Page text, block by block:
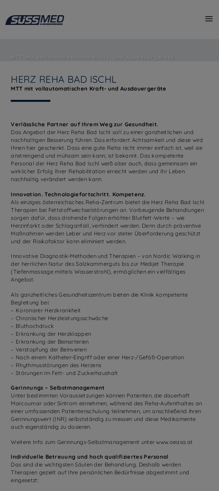
MTT mit vollautomatischen Kraft- und Ausdauergeräte
HERZ REHA BAD ISCHL
MTT mit vollautomatischen Kraft- und Ausdauergeräte
Verlässliche Partner auf Ihrem Weg zur Gesundheit.
Das Angebot der Herz Reha Bad Ischl soll zu einer ganzheitlichen und
nachhaltigen Besserung führen. Das erfordert Achtsamkeit und diese wird
Ihnen hier geschenkt. Dass eine gute Reha nicht immer einfach ist, weil sie
anstrengend und mühsam sein kann, ist bekannt. Das kompetente
Personal der Herz Reha Bad Ischl weiß aber auch, dass gemeinsam ein
wirklicher Erfolg Ihrer Rehabilitation erreicht werden und Ihr Leben
nachhaltig verändert werden kann.
Innovation. Technologiefortschritt. Kompetenz.
Als einziges österreichisches Reha-Zentrum bietet die Herz Reha Bad Ischl
Therapien bei Fettstoffwechselstörungen an. Vorbeugende Behandlungen
sorgen dafür, dass drohende Folgen erhöhter Blutfett-Werte – wie
Herzinfarkt oder Schlaganfall, verhindert werden. Denn durch präventive
Maßnahmen werden Leber und Herz vor steter Überforderung geschützt
und der Risikofaktor kann eliminiert werden.
Innovative Diagnostik-Methoden und Therapien – von Nordic Walking in
der herrlichen Natur des Salzkammerguts bis zur Medijet Therapie
(Tiefenmassage mittels Wasserstrahl), ermöglichen ein vielfältiges
Angebot.
Als ganzheitliches Gesundheitszentrum bieten die Klinik kompetente
Begleitung bei:
– Koronarer Herzkrankheit
– Chronischer Herzleistungsschwäche
– Bluthochdruck
– Erkrankung der Herzklappen
– Erkrankung der Beinarterien
– Verstopfung der Beinvenen
– Nach einem Katheter-Eingriff oder einer Herz-/Gefäß-Operation
– Rhythmusstörungen des Herzens
– Störungen im Fett- und Zuckerhaushalt
Gerinnungs – Selbstmanagement
Unter bestimmten Voraussetzungen können Patienten, die dauerhaft
Marcoumar oder Sintrom einnehmen, während des Reha-Aufenthaltes an
einer umfassenden Patientenschulung teilnehmen, um anschließend ihren
Gerinnungswert (INR) selbstständig zu messen und diese Medikamente
auch eigenständig zu dosieren.
Weitere Info zum Gerinnungs-Selbstmanagement unter www.oeasa.at
Individuelle Betreuung und hoch qualifiziertes Personal
Das sind die wichtigsten Säulen der Behandlung. Deshalb werden
Therapien gezielt auf Ihre persönlichen Bedürfnisse abgestimmt und
eingesetzt: